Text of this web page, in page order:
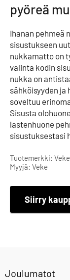
pyöreä
Ihanan pehmeä
sisustukseen
nukkamatto on
valinta kodin
nukka on
sähköisyyden
soveltuu
Sisusta
lastenhuone
sisustuksestasi
Tuotemerkki: Veke
Myyjä: Veke
Siirry
Joulumatot